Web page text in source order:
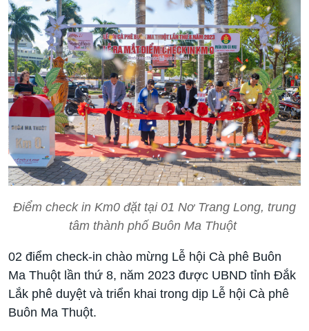
Điểm check in Km0 đặt tại 01 Nơ Trang Long, trung
tâm thành phố Buôn Ma Thuột ​​​​​
02 điểm check-in chào mừng Lễ hội Cà phê Buôn
Ma Thuột lần thứ 8, năm 2023 được UBND tỉnh Đắk
Lắk phê duyệt và triển khai trong dịp Lễ hội Cà phê
Buôn Ma Thuột.